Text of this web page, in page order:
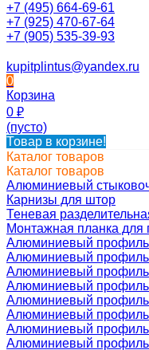
+7 (495) 664-69-61
+7 (925) 470-67-64
+7 (905) 535-39-93
kupitplintus@yandex.ru
0
Корзина
0 ₽
(пусто)
Товар в корзине!
Каталог товаров
Каталог товаров
Алюминиевый
Карнизы для штор
Теневая
Монтажная планка для
Алюминиевый профиль
Алюминиевый профиль
Алюминиевый профиль
Алюминиевый
Алюминиевый
Алюминиевый профиль
Алюминиевый профиль
Алюминиевый профиль